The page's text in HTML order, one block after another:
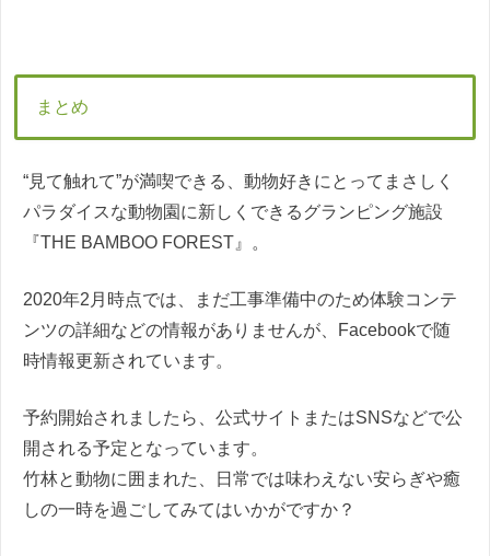
まとめ
“見て触れて”が満喫できる、動物好きにとってまさしく
パラダイスな動物園に新しくできるグランピング施設
『THE BAMBOO FOREST』。
2020年2月時点では、まだ工事準備中のため体験コンテ
ンツの詳細などの情報がありませんが、Facebookで随
時情報更新されています。
予約開始されましたら、公式サイトまたはSNSなどで公
開される予定となっています。
竹林と動物に囲まれた、日常では味わえない安らぎや癒
しの一時を過ごしてみてはいかがですか？